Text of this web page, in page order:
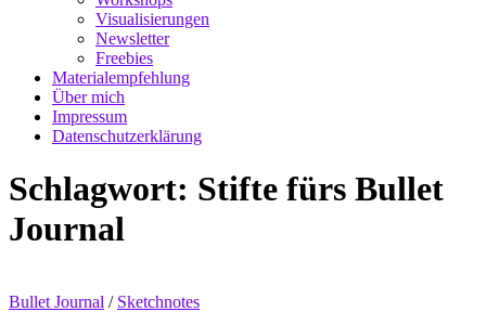
Visualisierungen
Newsletter
Freebies
Materialempfehlung
Über mich
Impressum
Datenschutzerklärung
Schlagwort: Stifte fürs Bullet
Journal
Bullet Journal / Sketchnotes